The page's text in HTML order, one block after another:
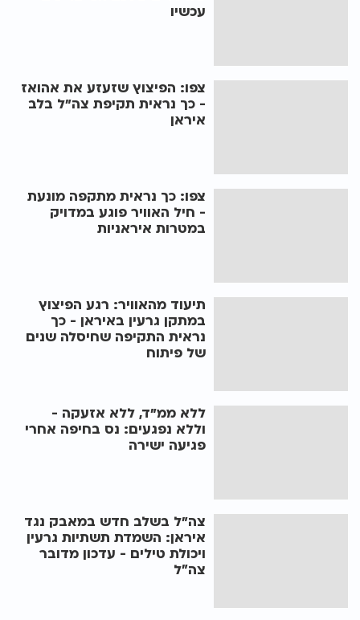
עכשיו
צפו: הפיצוץ שזעזע את אהואז
- כך נראית תקיפת צה"ל בלב
איראן
צפו: כך נראית מתקפה מונעת
- חיל האוויר פוגע במדויק
במטרות איראניות
תיעוד מהאוויר: רגע הפיצוץ
במתקן גרעין באיראן - כך
נראית התקיפה שחיסלה שנים
של פיתוח
ללא ממ"ד, ללא אזעקה -
וללא נפגעים: נס בחיפה אחרי
פגיעה ישירה
צה"ל בשלב חדש במאבק נגד
איראן: השמדת תשתיות גרעין
ויכולת טילים - עדכון מדובר
צה״ל